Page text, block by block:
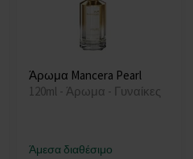
Άρωμα Mancera Pearl
120ml - Άρωμα - Γυναίκες
Άμεσα διαθέσιμο